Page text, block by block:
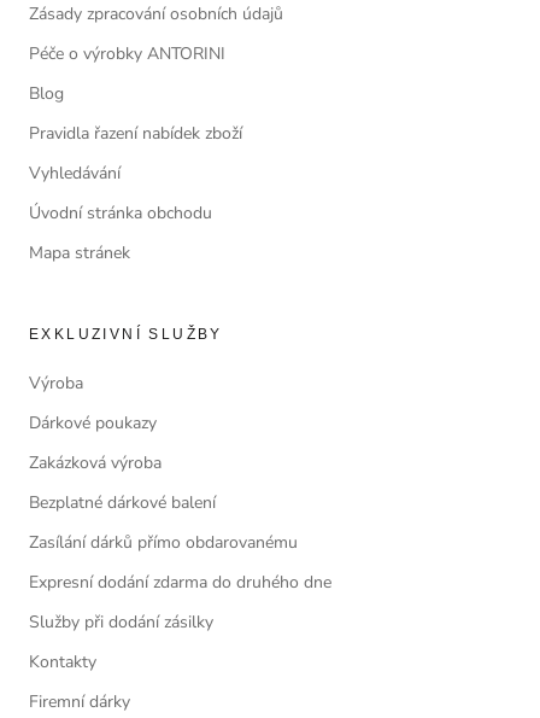
Zásady zpracování osobních údajů
Péče o výrobky ANTORINI
Blog
Pravidla řazení nabídek zboží
Vyhledávání
Úvodní stránka obchodu
Mapa stránek
EXKLUZIVNÍ SLUŽBY
Výroba
Dárkové poukazy
Zakázková výroba
Bezplatné dárkové balení
Zasílání dárků přímo obdarovanému
Expresní dodání zdarma do druhého dne
Služby při dodání zásilky
Kontakty
Firemní dárky